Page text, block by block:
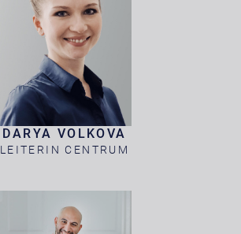
DARYA VOLKOVA
LEITERIN CENTRUM